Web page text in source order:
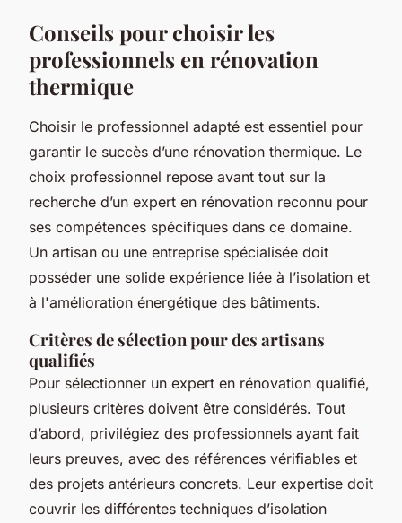
Conseils pour choisir les
professionnels en rénovation
thermique
Choisir le professionnel adapté est essentiel pour
garantir le succès d’une rénovation thermique. Le
choix professionnel repose avant tout sur la
recherche d’un expert en rénovation reconnu pour
ses compétences spécifiques dans ce domaine.
Un artisan ou une entreprise spécialisée doit
posséder une solide expérience liée à l’isolation et
à l'amélioration énergétique des bâtiments.
Critères de sélection pour des artisans
qualifiés
Pour sélectionner un expert en rénovation qualifié,
plusieurs critères doivent être considérés. Tout
d’abord, privilégiez des professionnels ayant fait
leurs preuves, avec des références vérifiables et
des projets antérieurs concrets. Leur expertise doit
couvrir les différentes techniques d’isolation